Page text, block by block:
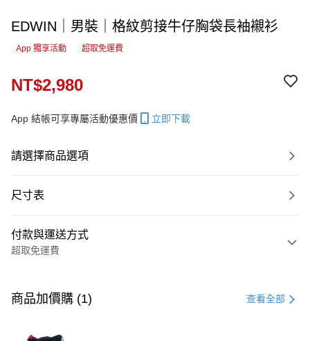
EDWIN｜男裝｜格紋剪接牛仔胸袋長袖襯衫
App 獨享活動 超取免運費
NT$2,980
App 結帳可享專屬活動優惠價 立即下載
請選擇商品選項
尺寸表
付款與運送方式
超取免運費
信用卡一次付款
商品加價購 (1) 查看全部